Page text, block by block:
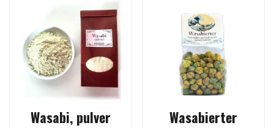
Wasabi, pulver Wasabierter